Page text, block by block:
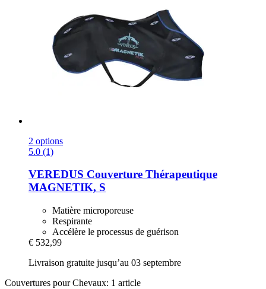
2 options
5.0 (1)
VEREDUS Couverture Thérapeutique
MAGNETIK, S
Matière microporeuse
Respirante
Accélère le processus de guérison
€ 532,99
Livraison gratuite jusqu’au 03 septembre
Couvertures pour Chevaux: 1 article